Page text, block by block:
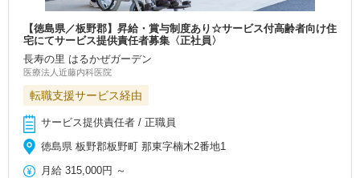
【徳島県／板野郡】昇給・賞与制度あり☆サービス付高齢者向け住
宅にてサービス提供責任者募集〈正社員〉
長寿の里 はるかぜガーデン
医療法人近藤内科医院
転職支援サービス経由
サービス提供責任者 / 正職員
徳島県 板野郡板野町 那東字楠木2番地1
月給 315,000円 ～